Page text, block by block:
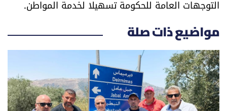
كاميرا
سجالات
صحّة وصحن
التوجهات العامة للحكومة تسهيلا لخدمة المواطن.
مواضيع ذات صلة